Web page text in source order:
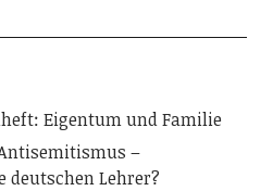
Eigentum und Familie
–
deutschen Lehrer?